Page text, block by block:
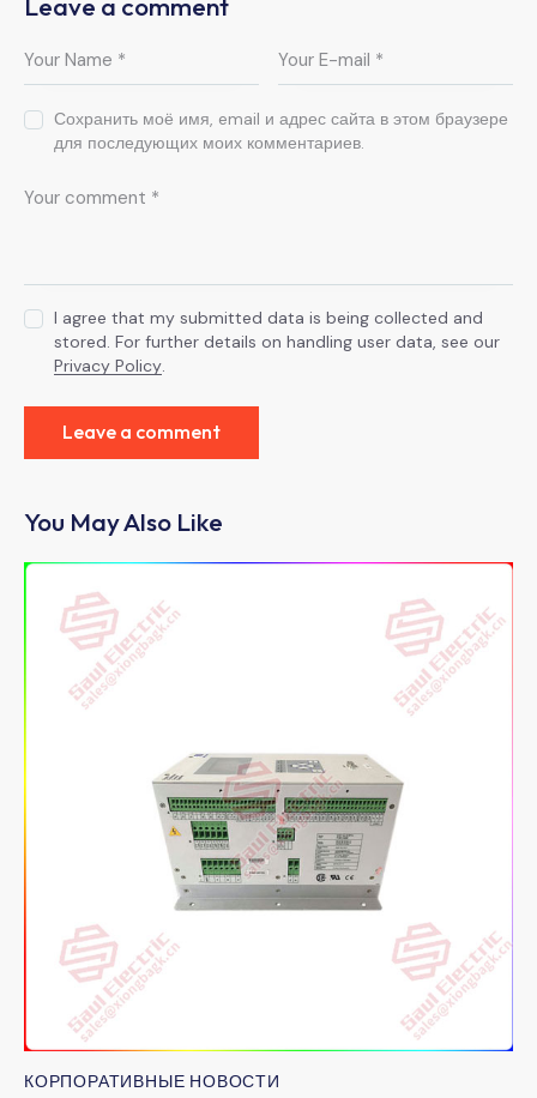
Leave a comment
Сохранить моё имя, email и адрес сайта в этом браузере
для последующих моих комментариев.
I agree that my submitted data is being collected and
stored. For further details on handling user data, see our
Privacy Policy.
You May Also Like
КОРПОРАТИВНЫЕ НОВОСТИ